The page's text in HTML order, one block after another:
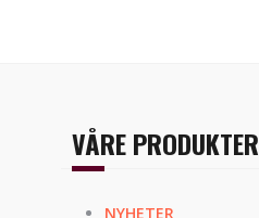
VÅRE PRODUKTER
NYHETER